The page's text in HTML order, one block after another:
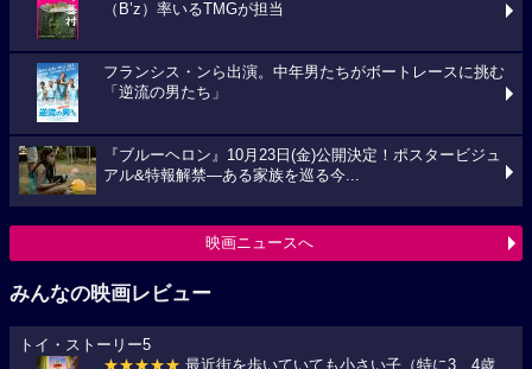
（B’z）率いるTMGが担当
フランシス・ンら出演。中年男たちがボートレースに挑む
「逆流の男たち」
『ブルーヘロン』10月23日(金)公開決定！ポスタービジュ
アル&特報解禁―ある家族を巡る今...
映画ニュースへ
みんなの映画レビュー
トイ・ストーリー5